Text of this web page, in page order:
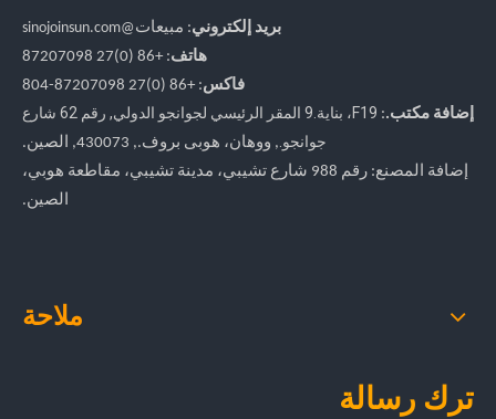
بريد إلكتروني: مبيعات @sinojoinsun.com
هاتف: +86 (0)27 87207098
فاكس: +86
(0)27
87207098-804
إضافة مكتب.: F19، بناية.9 المقر الرئيسي لجوانجو الدولي ,
رقم 62 شارع
جوانجو. , ووهان، هوبى بروف., 430073, الصين.
إضافة المصنع: رقم 988 شارع تشيبي، مدينة تشيبي، مقاطعة هوبي،
الصين.
ملاحة
ترك رسالة